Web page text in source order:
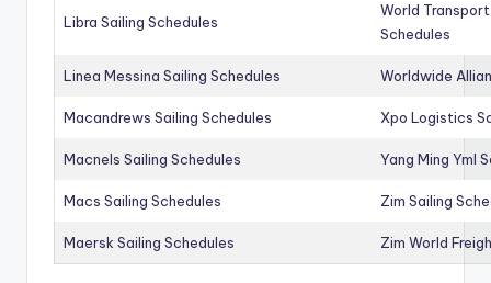
Libra Sailing Schedules
World
Schedules
Linea Messina Sailing Schedules Worldwide
Macandrews Sailing Schedules Xpo Logistics
Macnels Sailing Schedules Yang Ming Yml
Macs Sailing Schedules Zim Sailing
Maersk Sailing Schedules Zim World